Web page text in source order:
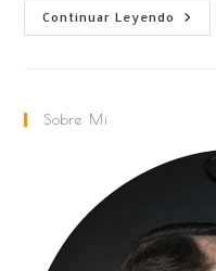
Continuar Leyendo
Sobre Mi